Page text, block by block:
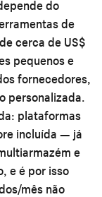
do
de
cerca de US$
pequenos e
fornecedores,
personalizada.
plataformas
incluída — já
e
e é por isso
mês não